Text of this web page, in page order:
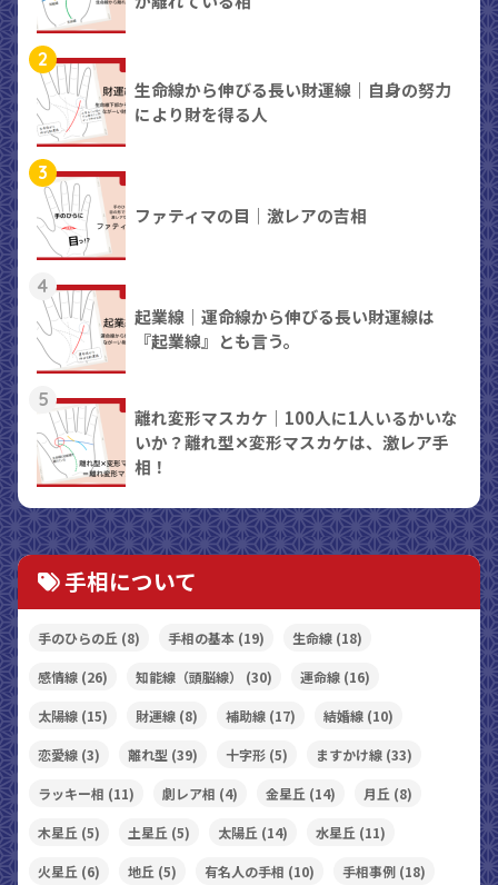
2
生命線から伸びる長い財運線｜自身の努力
により財を得る人
3
ファティマの目｜激レアの吉相
4
起業線｜運命線から伸びる長い財運線は
『起業線』とも言う。
5
離れ変形マスカケ｜100人に1人いるかいな
いか？離れ型✕変形マスカケは、激レア手
相！
手相について
手のひらの丘 (8) 手相の基本 (19) 生命線 (18)
感情線 (26) 知能線（頭脳線） (30) 運命線 (16)
太陽線 (15) 財運線 (8) 補助線 (17) 結婚線 (10)
恋愛線 (3) 離れ型 (39) 十字形 (5) ますかけ線 (33)
ラッキー相 (11) 劇レア相 (4) 金星丘 (14) 月丘 (8)
木星丘 (5) 土星丘 (5) 太陽丘 (14) 水星丘 (11)
火星丘 (6) 地丘 (5) 有名人の手相 (10) 手相事例 (18)